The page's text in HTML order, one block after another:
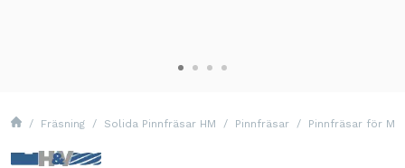
Fräsning Solida Pinnfräsar HM Pinnfräsar Pinnfräsar för